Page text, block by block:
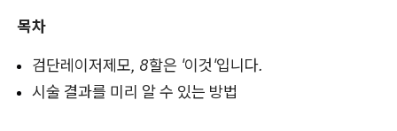
목차
검단레이저제모, 8할은 '이것'입니다.
시술 결과를 미리 알 수 있는 방법